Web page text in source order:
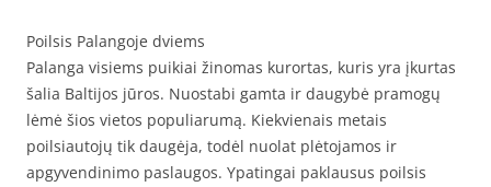
Poilsis Palangoje dviems
Palanga visiems puikiai žinomas kurortas, kuris yra įkurtas
šalia Baltijos jūros. Nuostabi gamta ir daugybė pramogų
lėmė šios vietos populiarumą. Kiekvienais metais
poilsiautojų tik daugėja, todėl nuolat plėtojamos ir
apgyvendinimo paslaugos. Ypatingai paklausus poilsis